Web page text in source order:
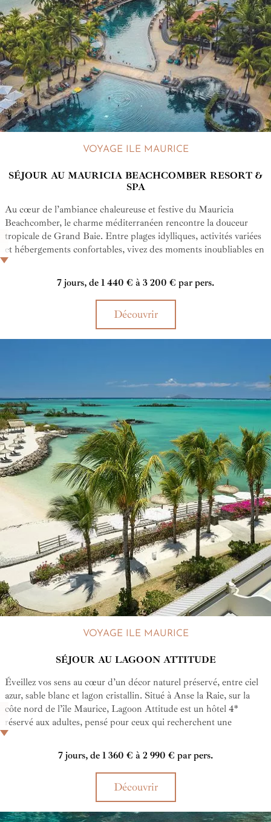
VOYAGE ILE MAURICE
SÉJOUR AU MAURICIA BEACHCOMBER RESORT &
SPA
Au cœur de l’ambiance chaleureuse et festive du Mauricia
Beachcomber, le charme méditerranéen rencontre la douceur
tropicale de Grand Baie. Entre plages idylliques, activités variées
et hébergements confortables, vivez des moments inoubliables en
famille, en couple ou entre amis, dans un cadre convivial et
animé. Petit plus, le Mauricia Beachcomber dispose d'un club
enfant au programme riche et varié ainsi qu'un espace dédié à la
petite enfance pour pouvoir vous occuper de vos bambins de
7 jours, de 1 440 € à 3 200 € par pers.
Découvrir
VOYAGE ILE MAURICE
SÉJOUR AU LAGOON ATTITUDE
Éveillez vos sens au cœur d’un décor naturel préservé, entre ciel
azur, sable blanc et lagon cristallin. Situé à Anse la Raie, sur la
côte nord de l’île Maurice, Lagoon Attitude est un hôtel 4*
réservé aux adultes, pensé pour ceux qui recherchent une
escapade paisible, éthique et authentique. Ici, chaque détail est
une ode à la nature et à la culture mauricienne : design éco-
responsable, cuisine locale raffinée, expériences immersives et
ambiance décontractée. Que vous soyez amateur de farniente au
bord de la piscine, passionné de sports nautiques ou simplement
en quête de reconnexion à vous-même, Lagoon Attitude sera
votre refuge parfait.
7 jours, de 1 360 € à 2 990 € par pers.
Découvrir